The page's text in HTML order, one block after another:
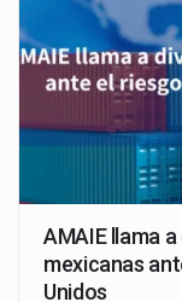
AMAIE llama
mexicanas
Unidos